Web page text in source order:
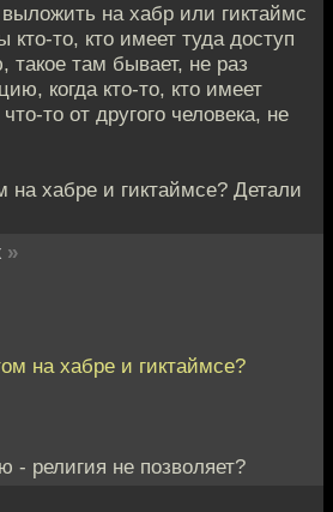
на хабр или гиктаймс
то, кто имеет туда доступ
там бывает, не раз
когда кто-то, кто имеет
то от другого человека, не
на хабре и гиктаймсе? Детали
»
на хабре и гиктаймсе?
- религия не позволяет?